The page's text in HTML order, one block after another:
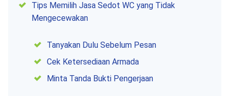
Tips Memilih Jasa Sedot WC yang Tidak
Mengecewakan
Tanyakan Dulu Sebelum Pesan
Cek Ketersediaan Armada
Minta Tanda Bukti Pengerjaan